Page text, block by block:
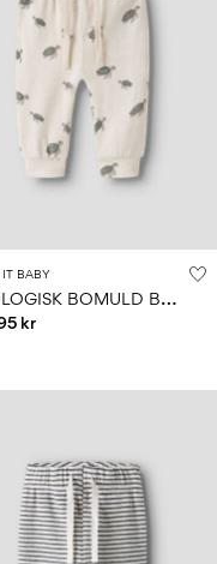
IT BABY
Ø
KOLOGISK BOMULD BUKSER
kr